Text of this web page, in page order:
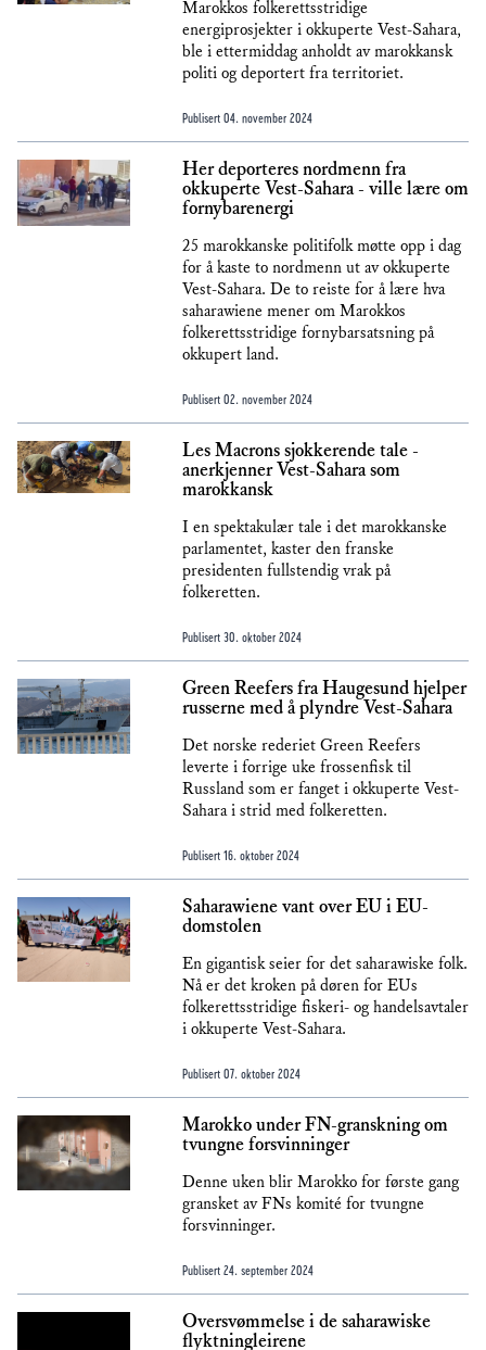
Marokkos folkerettsstridige
energiprosjekter i okkuperte Vest-Sahara,
ble i ettermiddag anholdt av marokkansk
politi og deportert fra territoriet.
Publisert 04. november 2024
Her deporteres nordmenn fra
okkuperte Vest-Sahara - ville lære om
fornybarenergi
25 marokkanske politifolk møtte opp i dag
for å kaste to nordmenn ut av okkuperte
Vest-Sahara. De to reiste for å lære hva
saharawiene mener om Marokkos
folkerettsstridige fornybarsatsning på
okkupert land.
Publisert 02. november 2024
Les Macrons sjokkerende tale -
anerkjenner Vest-Sahara som
marokkansk
I en spektakulær tale i det marokkanske
parlamentet, kaster den franske
presidenten fullstendig vrak på
folkeretten.
Publisert 30. oktober 2024
Green Reefers fra Haugesund hjelper
russerne med å plyndre Vest-Sahara
Det norske rederiet Green Reefers
leverte i forrige uke frossenfisk til
Russland som er fanget i okkuperte Vest-
Sahara i strid med folkeretten.
Publisert 16. oktober 2024
Saharawiene vant over EU i EU-
domstolen
En gigantisk seier for det saharawiske folk.
Nå er det kroken på døren for EUs
folkerettsstridige fiskeri- og handelsavtaler
i okkuperte Vest-Sahara.
Publisert 07. oktober 2024
Marokko under FN-granskning om
tvungne forsvinninger
Denne uken blir Marokko for første gang
gransket av FNs komité for tvungne
forsvinninger.
Publisert 24. september 2024
Oversvømmelse i de saharawiske
flyktningleirene